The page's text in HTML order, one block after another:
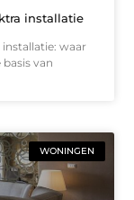
installatie
waar
van
WONINGEN